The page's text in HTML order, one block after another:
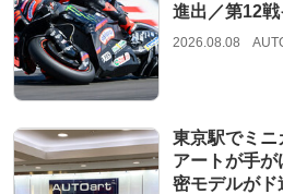
進出／第12
2026.08.08
東京駅でミニ
アートが手
密モデルがド